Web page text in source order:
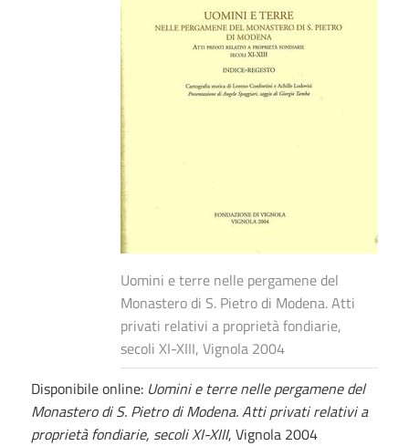
Uomini e terre nelle pergamene del
Monastero di S. Pietro di Modena. Atti
privati relativi a proprietà fondiarie,
secoli XI-XIII, Vignola 2004
Disponibile online: Uomini e terre nelle pergamene del
Monastero di S. Pietro di Modena. Atti privati relativi a
proprietà fondiarie, secoli XI-XIII, Vignola 2004